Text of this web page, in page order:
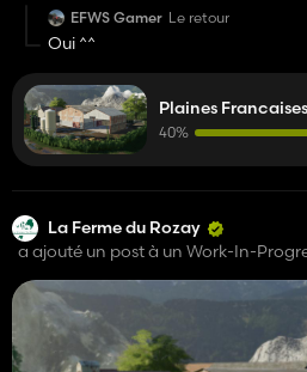
EFWS Gamer Le retour
Oui ^^
Plaines Francaises
40%
La Ferme du Rozay
a ajouté un post à un Work-In-